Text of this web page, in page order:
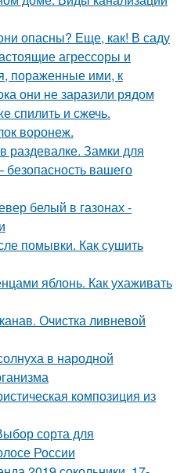
опасны? Еще, как! В саду
агрессоры и
пораженные ими, к
они не заразили рядом
спилить и сжечь.
воронеж.
раздевалке. Замки для
вашего
белый в газонах -
помывки. Как сушить
яблонь. Как ухаживать
Очистка ливневой
в народной
композиция из
сорта для
России